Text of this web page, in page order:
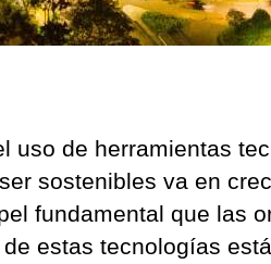
uso de herramientas
sostenibles va en
fundamental que las
estas tecnologías